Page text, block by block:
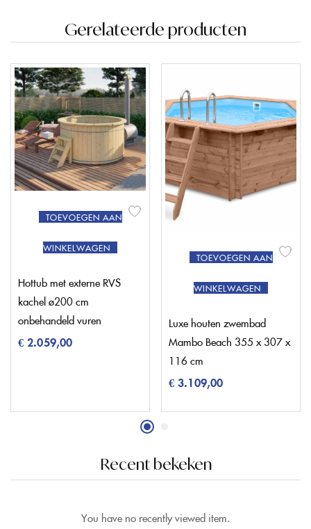
Gerelateerde producten
TOEVOEGEN AAN
WINKELWAGEN
Hottub met externe RVS
kachel ø200 cm
onbehandeld vuren
€ 2.059,00
TOEVOEGEN AAN
WINKELWAGEN
Luxe houten zwembad
Mambo Beach 355 x 307 x
116 cm
€ 3.109,00
Recent bekeken
You have no recently viewed item.